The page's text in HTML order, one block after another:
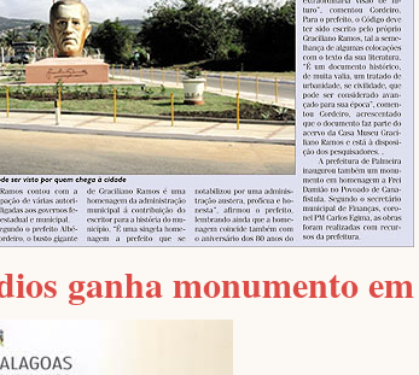
ganha monumento